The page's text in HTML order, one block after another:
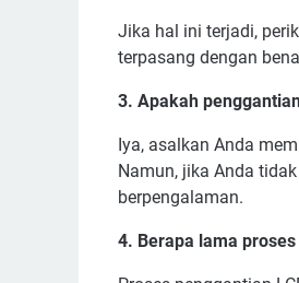
Jika hal ini terjadi,
terpasang dengan
3. Apakah
Iya, asalkan Anda
Namun, jika Anda
berpengalaman.
4. Berapa lama